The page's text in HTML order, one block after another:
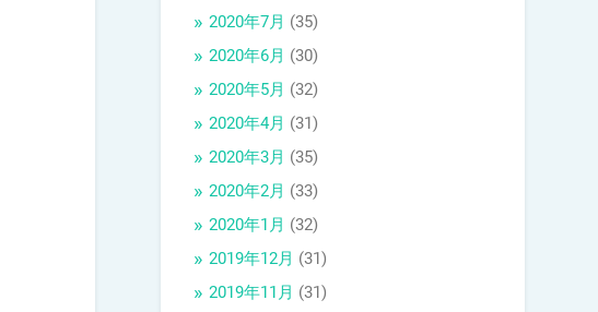
2020年7月 (35)
2020年6月 (30)
2020年5月 (32)
2020年4月 (31)
2020年3月 (35)
2020年2月 (33)
2020年1月 (32)
2019年12月 (31)
2019年11月 (31)